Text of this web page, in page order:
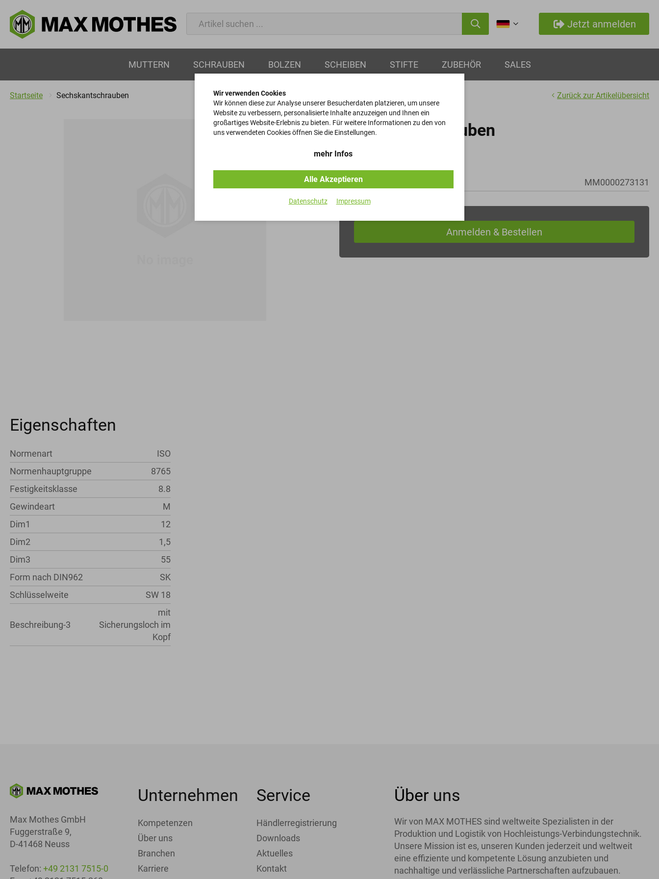
Jetzt anmelden
MUTTERN SCHRAUBEN BOLZEN SCHEIBEN STIFTE ZUBEHÖR SALES
Startseite Sechskantschrauben Zurück zur Artikelübersicht
Sechskantschrauben
ISO 8765 - 8.8 - M12x1,5x55
Artikel-Nr. MM0000273131
Eigenschaften
Normenart
ISO
Normenhauptgruppe
8765
Festigkeitsklasse
8.8
Gewindeart
M
Dim1
12
Dim2
1,5
Dim3
55
Form nach DIN962
SK
Schlüsselweite
SW 18
Beschreibung-3
mit
Sicherungsloch im
Kopf
Max Mothes GmbH
Fuggerstraße 9,
D-41468 Neuss
Telefon: +49 2131 7515-0
Unternehmen
Kompetenzen
Über uns
Branchen
Karriere
Service
Händlerregistrierung
Downloads
Aktuelles
Kontakt
Über uns
Wir von MAX MOTHES sind weltweite Spezialisten in der
Produktion und Logistik von Hochleistungs-Verbindungstechnik.
Unsere Mission ist es, unseren Kunden jederzeit und weltweit
eine effiziente und kompetente Lösung anzubieten und
nachhaltige und verlässliche Partnerschaften aufzubauen.
Wir verwenden Cookies
Wir können diese zur Analyse unserer Besucherdaten platzieren, um unsere
Website zu verbessern, personalisierte Inhalte anzuzeigen und Ihnen ein
großartiges Website-Erlebnis zu bieten. Für weitere Informationen zu den von
uns verwendeten Cookies öffnen Sie die Einstellungen.
mehr Infos
Alle Akzeptieren
Datenschutz Impressum